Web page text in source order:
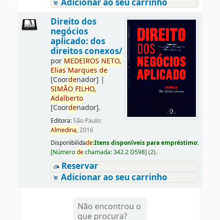
Adicionar ao seu carrinho
Direito dos
negócios
aplicado: dos
direitos conexos/
por MEDEIROS NETO,
Elias Marques de
[Coordenador] |
SIMÃO FILHO,
Adalberto
[Coordenador].
Editora:São Paulo:
Almedina,2016
Disponibilidade:Itens disponíveis para empréstimo:
[Númerodechamada:342.2 D598] (2).
Reservar
Adicionar ao seu carrinho
Não encontrou o
que procura?